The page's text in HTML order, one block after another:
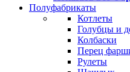
Полуфабрикаты
Котлеты
Голубцы и
Колбаски
Перец
Рулеты